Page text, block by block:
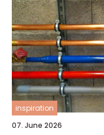
inspiration
07. June 2026